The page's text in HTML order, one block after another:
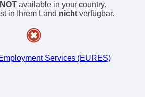
NOTavailable in your country.
in Ihrem Land nicht verfügbar.
Services (EURES)